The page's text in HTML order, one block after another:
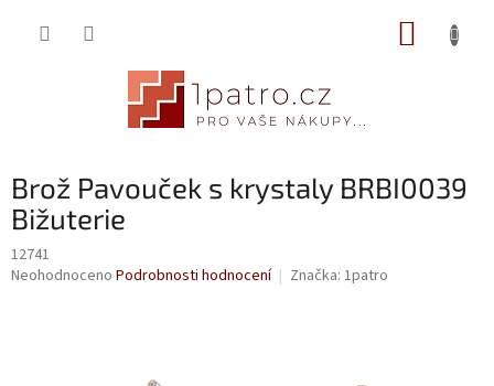
Brož Pavouček s krystaly BRBI0039
Bižuterie
12741
Průměrné
Neohodnoceno Podrobnosti hodnocení Značka: 1patro